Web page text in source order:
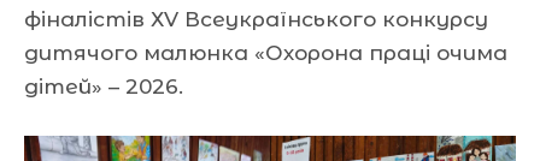
фіналістів ХV Всеукраїнського конкурсу
дитячого малюнка «Охорона праці очима
дітей» – 2026.